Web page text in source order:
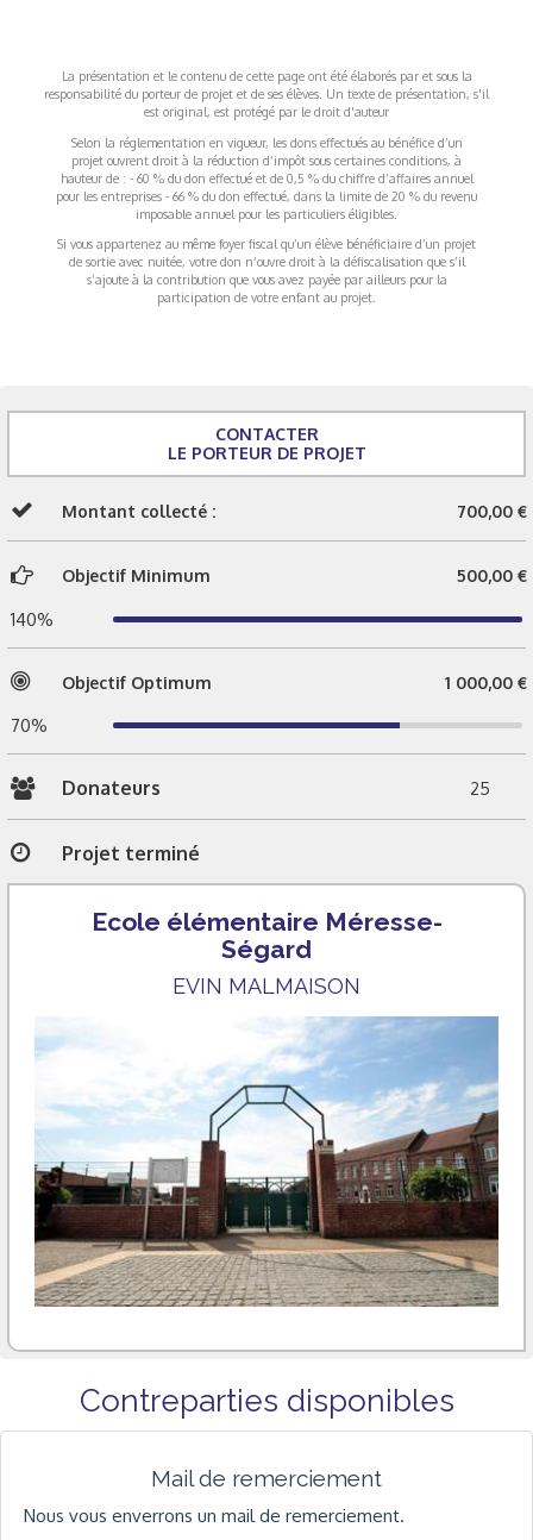
La présentation et le contenu de cette page ont été élaborés par et sous la
responsabilité du porteur de projet et de ses élèves. Un texte de présentation, s'il
est original, est protégé par le droit d'auteur
Selon la réglementation en vigueur, les dons effectués au bénéfice d’un
projet ouvrent droit à la réduction d’impôt sous certaines conditions, à
hauteur de : - 60 % du don effectué et de 0,5 % du chiffre d’affaires annuel
pour les entreprises - 66 % du don effectué, dans la limite de 20 % du revenu
imposable annuel pour les particuliers éligibles.
Si vous appartenez au même foyer fiscal qu’un élève bénéficiaire d’un projet
de sortie avec nuitée, votre don n’ouvre droit à la défiscalisation que s’il
s’ajoute à la contribution que vous avez payée par ailleurs pour la
participation de votre enfant au projet.
CONTACTER
LE PORTEUR DE PROJET
Montant collecté : 700,00 €
Objectif Minimum 500,00 €
140%
Objectif Optimum 1 000,00 €
70%
Donateurs 25
Projet terminé
Ecole élémentaire Méresse-
Ségard
EVIN MALMAISON
Contreparties disponibles
Mail de remerciement
Nous vous enverrons un mail de remerciement.